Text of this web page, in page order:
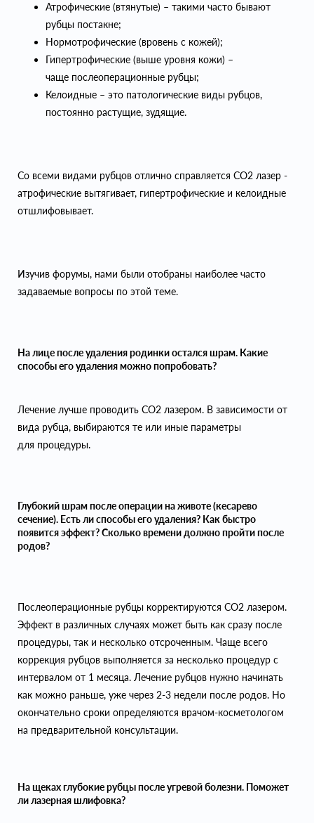
Атрофические (втянутые) – такими часто бывают
рубцы постакне;
Нормотрофические (вровень с кожей);
Гипертрофические (выше уровня кожи) –
чаще послеоперационные рубцы;
Келоидные – это патологические виды рубцов,
постоянно растущие, зудящие.
Со всеми видами рубцов отлично справляется СО2 лазер -
атрофические вытягивает, гипертрофические и келоидные
отшлифовывает.
Изучив форумы, нами были отобраны наиболее часто
задаваемые вопросы по этой теме.
На лице после удаления родинки остался шрам. Какие
способы его удаления можно попробовать?
Лечение лучше проводить СО2 лазером. В зависимости от
вида рубца, выбираются те или иные параметры
для процедуры.
Глубокий шрам после операции на животе (кесарево
сечение). Есть ли способы его удаления? Как быстро
появится эффект? Сколько времени должно пройти после
родов?
Послеоперационные рубцы корректируются СО2 лазером.
Эффект в различных случаях может быть как сразу после
процедуры, так и несколько отсроченным. Чаще всего
коррекция рубцов выполняется за несколько процедур с
интервалом от 1 месяца. Лечение рубцов нужно начинать
как можно раньше, уже через 2-3 недели после родов. Но
окончательно сроки определяются врачом-косметологом
на предварительной консультации.
На щеках глубокие рубцы после угревой болезни. Поможет
ли лазерная шлифовка?